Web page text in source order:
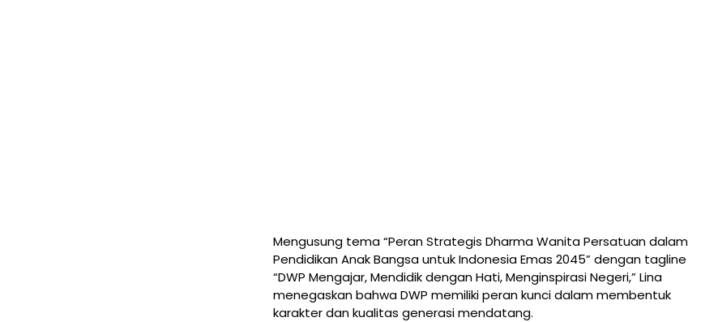
Mengusung tema “Peran Strategis Dharma Wanita Persatuan dalam
Pendidikan Anak Bangsa untuk Indonesia Emas 2045” dengan tagline
“DWP Mengajar, Mendidik dengan Hati, Menginspirasi Negeri,” Lina
menegaskan bahwa DWP memiliki peran kunci dalam membentuk
karakter dan kualitas generasi mendatang.